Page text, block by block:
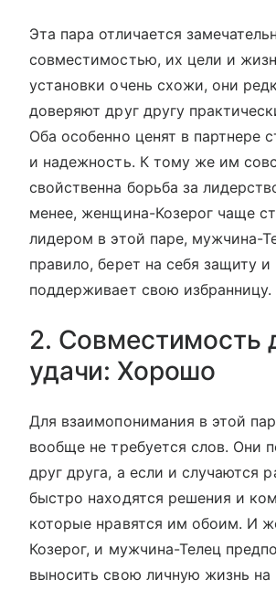
Эта пара отличается
совместимостью, их цели и
установки очень схожи, они
доверяют друг другу
Оба особенно ценят в партнере
и надежность. К тому же им
свойственна борьба за
менее, женщина-Козерог чаще
лидером в этой паре, мужчина-
правило, берет на себя защиту
поддерживает свою избранницу.
2. Совместимость
удачи: Хорошо
Для взаимопонимания в этой
вообще не требуется слов. Они
друг друга, а если и случаются
быстро находятся решения и
которые нравятся им обоим. И
Козерог, и мужчина-Телец
выносить свою личную жизнь на